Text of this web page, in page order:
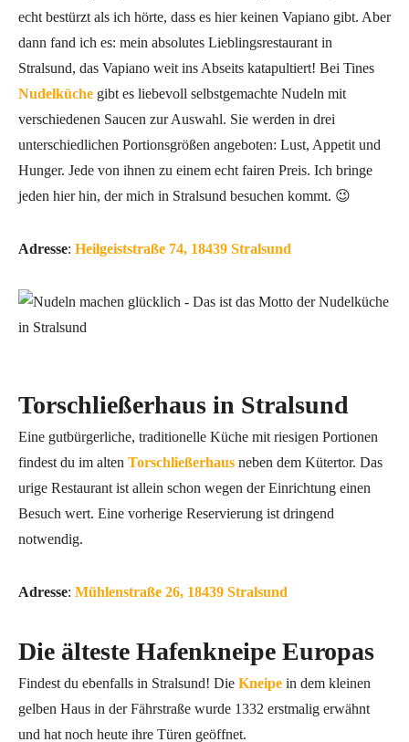
echt bestürzt als ich hörte, dass es hier keinen Vapiano gibt. Aber
dann fand ich es: mein absolutes Lieblingsrestaurant in
Stralsund, das Vapiano weit ins Abseits katapultiert! Bei Tines
Nudelküche gibt es liebevoll selbstgemachte Nudeln mit
verschiedenen Saucen zur Auswahl. Sie werden in drei
unterschiedlichen Portionsgrößen angeboten: Lust, Appetit und
Hunger. Jede von ihnen zu einem echt fairen Preis. Ich bringe
jeden hier hin, der mich in Stralsund besuchen kommt. 😉
Adresse: Heilgeiststraße 74, 18439 Stralsund
Torschließerhaus in Stralsund
Eine gutbürgerliche, traditionelle Küche mit riesigen Portionen
findest du im alten Torschließerhaus neben dem Kütertor. Das
urige Restaurant ist allein schon wegen der Einrichtung einen
Besuch wert. Eine vorherige Reservierung ist dringend
notwendig.
Adresse: Mühlenstraße 26, 18439 Stralsund
Die älteste Hafenkneipe Europas
Findest du ebenfalls in Stralsund! Die Kneipe in dem kleinen
gelben Haus in der Fährstraße wurde 1332 erstmalig erwähnt
und hat noch heute ihre Türen geöffnet.